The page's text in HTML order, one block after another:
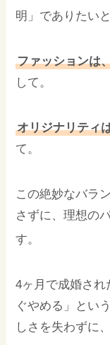
明」でありたい
ファッションは
して。
オリジナリティ
て。
この絶妙なバラ
さずに、理想の
す。
4ヶ月で成婚さ
ぐやめる」とい
しさを失わずに